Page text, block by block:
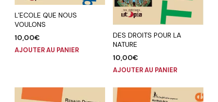
L’ECOLE QUE NOUS
VOULONS
10,00€
AJOUTER AU PANIER
DES DROITS POUR LA
NATURE
10,00€
AJOUTER AU PANIER